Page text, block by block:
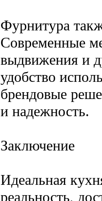
Фурнитура
Современные
выдвижения и
удобство
брендовые
и надежность.
Заключение
Идеальная
реальность,